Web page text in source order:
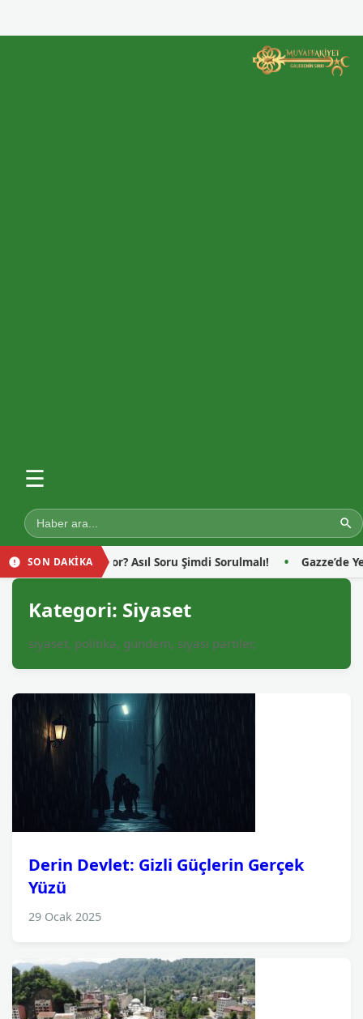
☰
SON DAKİKA
Soru Şimdi Sorulmalı! Gazze’de Yerinden Edilen Sivillerin
Kategori: Siyaset
siyaset, politika, gündem, siyasi partiler,
Derin Devlet: Gizli Güçlerin Gerçek
Yüzü
29 Ocak 2025